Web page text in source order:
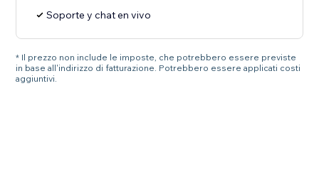
Soporte y chat en vivo
* Il prezzo non include le imposte, che potrebbero essere previste
in base all'indirizzo di fatturazione. Potrebbero essere applicati costi
aggiuntivi.